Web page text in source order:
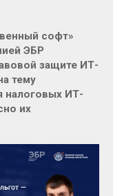
софт»
ЭБР
защите ИТ-
тему
налоговых ИТ-
их